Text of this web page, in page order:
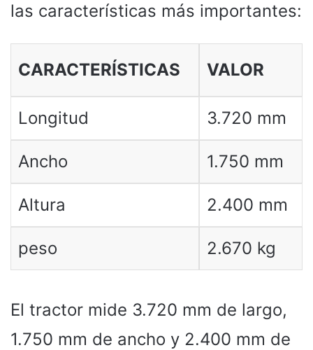
las características más importantes:
CARACTERÍSTICAS VALOR
Longitud 3.720 mm
Ancho 1.750 mm
Altura 2.400 mm
peso 2.670 kg
El tractor mide 3.720 mm de largo,
1.750 mm de ancho y 2.400 mm de